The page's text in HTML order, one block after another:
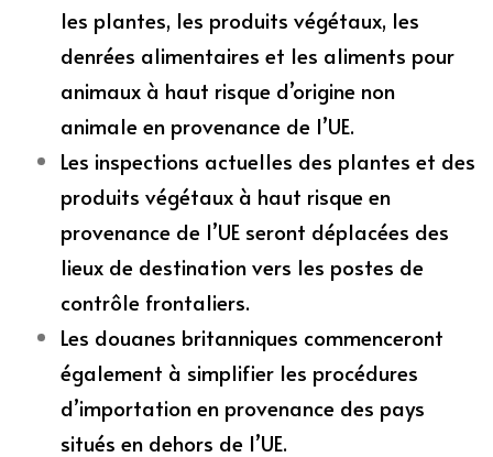
les plantes, les produits végétaux, les
denrées alimentaires et les aliments pour
animaux à haut risque d’origine non
animale en provenance de l’UE.
Les inspections actuelles des plantes et des
produits végétaux à haut risque en
provenance de l’UE seront déplacées des
lieux de destination vers les postes de
contrôle frontaliers.
Les douanes britanniques commenceront
également à simplifier les procédures
d’importation en provenance des pays
situés en dehors de l’UE.